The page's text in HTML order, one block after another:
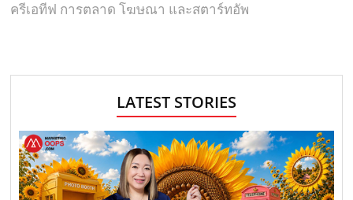
ครีเอทีฟ การตลาด โฆษณา และสตาร์ทอัพ
LATEST STORIES